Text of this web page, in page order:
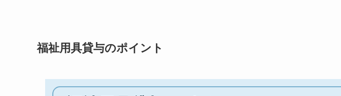
福祉用具貸与のポイント